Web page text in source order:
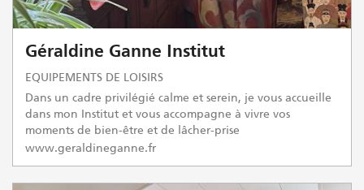
Géraldine Ganne Institut
EQUIPEMENTS DE LOISIRS
Dans un cadre privilégié calme et serein, je vous accueille
dans mon Institut et vous accompagne à vivre vos
moments de bien-être et de lâcher-prise
www.geraldineganne.fr